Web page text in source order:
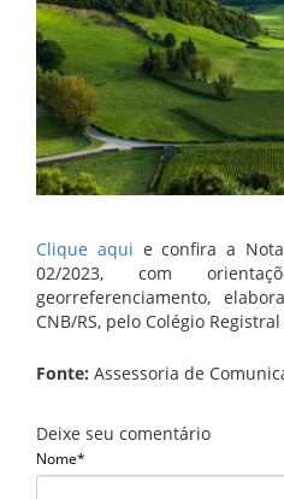
Clique aqui e confira a
02/2023, com
georreferenciamento,
CNB/RS, pelo Colégio Registral
Fonte: Assessoria de
Deixe seu comentário
Nome*